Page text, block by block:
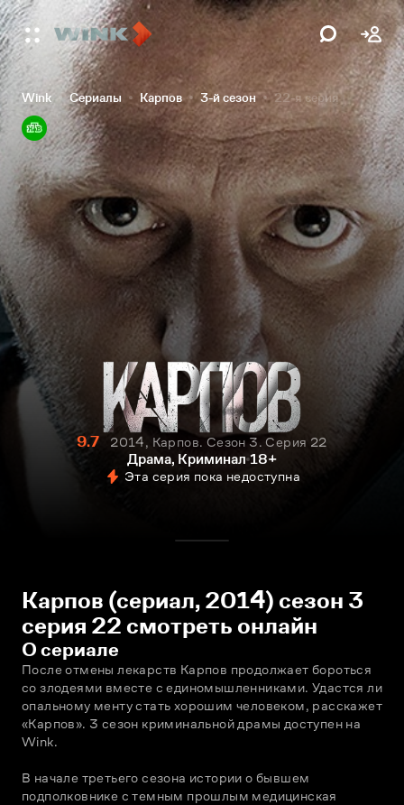
Wink Сериалы Карпов 3-й сезон 22-я серия
9.7
2014, Карпов. Сезон 3. Серия 22
Драма, Криминал 18+
Эта серия пока недоступна
Карпов (сериал, 2014) сезон 3
серия 22 смотреть онлайн
О сериале
После отмены лекарств Карпов продолжает бороться
со злодеями вместе с единомышленниками. Удастся ли
опальному менту стать хорошим человеком, расскажет
«Карпов». 3 сезон криминальной драмы доступен на
Wink.
В начале третьего сезона истории о бывшем
подполковнике с темным прошлым медицинская